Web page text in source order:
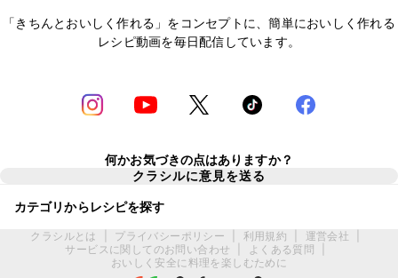
「きちんとおいしく作れる」をコンセプトに、簡単においしく作れる
レシピ動画を毎日配信しています。
何かお気づきの点はありますか？
クラシルに意見を送る
カテゴリからレシピを探す
クラシルとは プライバシーポリシー 利用規約 運営会社
サービスに関してのお問い合わせ
よくある質問
おいしく安全に料理を楽しむために